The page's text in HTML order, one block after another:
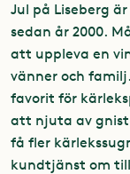
Jul på Liseberg
sedan år 2000.
att uppleva en
vänner och
favorit för
att njuta av
få fler
kundtjänst om